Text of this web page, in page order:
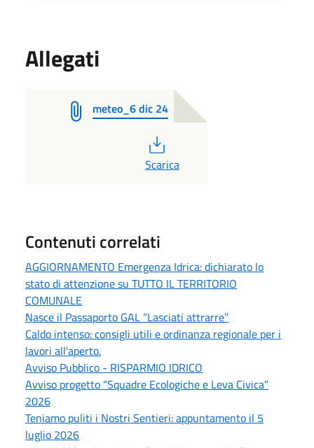
Allegati
meteo_6 dic 24
PDF
Scarica
Contenuti correlati
AGGIORNAMENTO Emergenza Idrica: dichiarato lo
stato di attenzione su TUTTO IL TERRITORIO
COMUNALE
Nasce il Passaporto GAL “Lasciati attrarre”
Caldo intenso: consigli utili e ordinanza regionale per i
lavori all'aperto.
Avviso Pubblico - RISPARMIO IDRICO
Avviso progetto “Squadre Ecologiche e Leva Civica”
2026
Teniamo puliti i Nostri Sentieri: appuntamento il 5
luglio 2026